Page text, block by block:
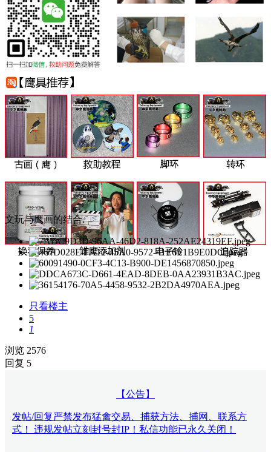
文玩与鹰画的结合.
只看楼主
5
1
浏览 2576
回复 5
【公告】
发帖/回复严禁发布猛禽交易、捕获方法、捕网、联系方
式！ 违规发帖立刻封号封IP！私信功能已永久关闭！